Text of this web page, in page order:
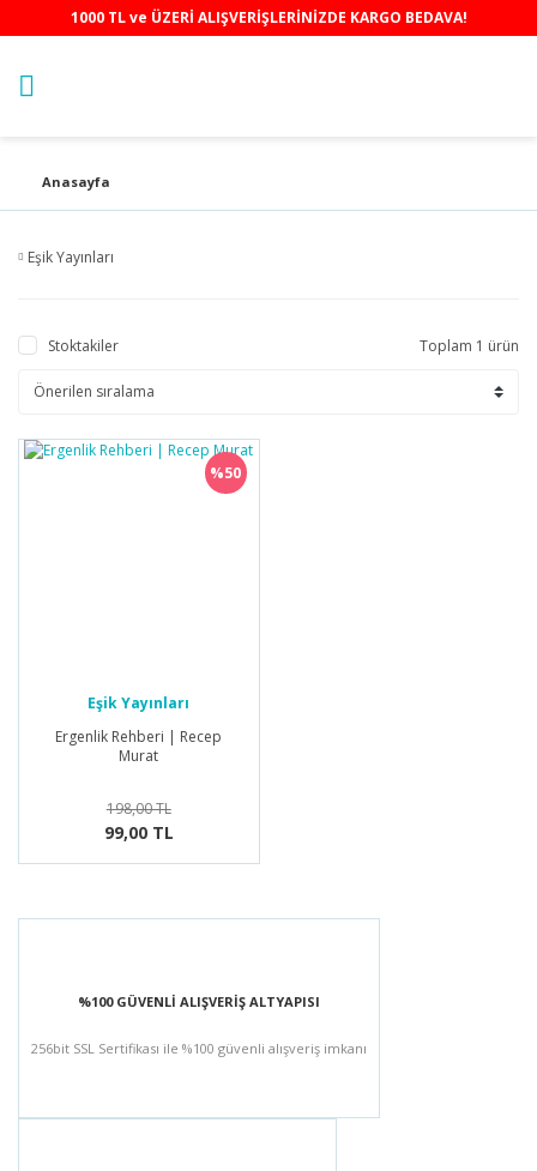
1000 TL ve ÜZERİ ALIŞVERİŞLERİNİZDE KARGO BEDAVA!
Anasayfa
Eşik Yayınları
Stoktakiler Toplam 1 ürün
%50
Eşik Yayınları
Ergenlik Rehberi | Recep
Murat
198,00 TL
99,00 TL
%100 GÜVENLİ ALIŞVERİŞ ALTYAPISI
256bit SSL Sertifikası ile %100 güvenli alışveriş imkanı